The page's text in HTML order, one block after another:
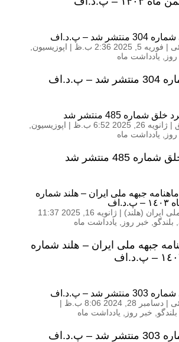
شد – پ.د.اف
| فوریه 5, 2025 2:36 ب.ظ | اپوزیسیون
یادداشت ماه
پ.د.اف
شماره 485 منتشر شد
| ژانویه 26, 2025 6:52 ب.ظ | اپوزیسیون
یادداشت ماه
485 منتشر شد
ماهنامه جبهه ملی ایران – هلند شماره
ایران (هلند) |
ژانویه 16, 2025 11:37
بلندگو خبر روز یادداشت ماه
جبهه ملی ایران – هلند شماره
شد – پ.د.اف
| دسامبر 28, 2024 8:06 ب.ظ
|
بلندگو خبر روز یادداشت ماه
پ.د.اف